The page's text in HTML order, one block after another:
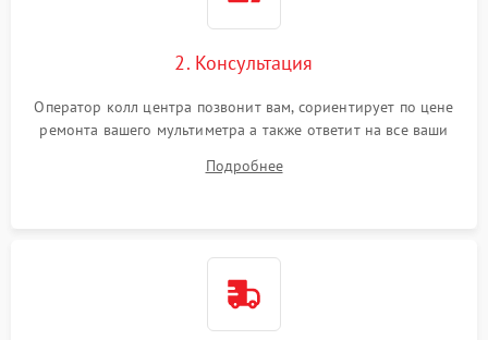
2. Консультация
Оператор колл центра позвонит вам, сориентирует по цене
ремонта вашего мультиметра а также ответит на все ваши
Подробнее